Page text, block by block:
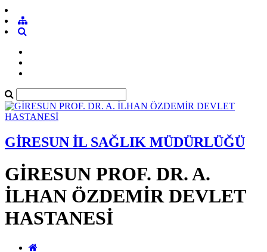
GİRESUN İL SAĞLIK MÜDÜRLÜĞÜ
GİRESUN PROF. DR. A.
İLHAN ÖZDEMİR DEVLET
HASTANESİ